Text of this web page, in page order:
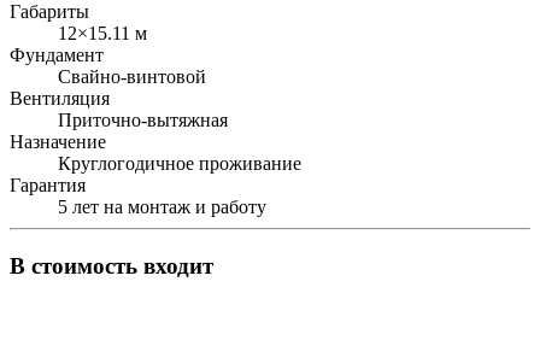
Габариты
12×15.11 м
Фундамент
Свайно-винтовой
Вентиляция
Приточно-вытяжная
Назначение
Круглогодичное проживание
Гарантия
5 лет на монтаж и работу
В стоимость входит